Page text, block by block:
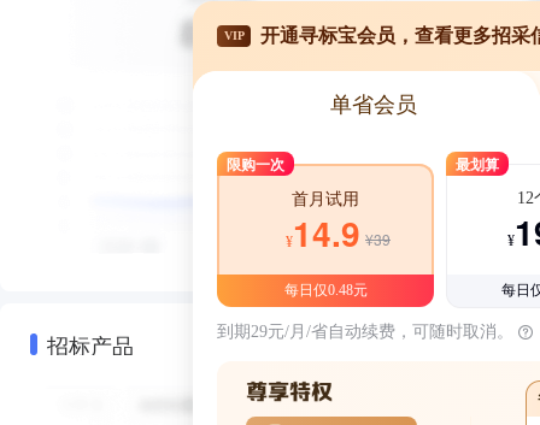
招标产品
VIP 开通寻标宝会员，查看更多招采
单省会员
限购一次
首月试用
¥14.9 ¥39
每日仅0.48元
最划算
12
¥
每日
到期29元/月/省自动续费，可随时取消。